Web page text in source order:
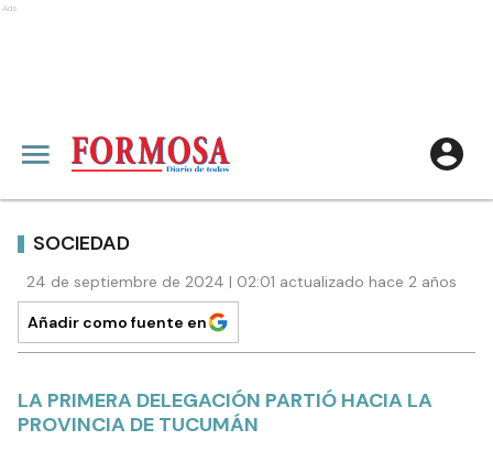
Ads
SOCIEDAD
24 de septiembre de 2024 | 02:01 actualizado hace 2 años
Añadir como fuente en
LA PRIMERA DELEGACIÓN PARTIÓ HACIA LA
PROVINCIA DE TUCUMÁN